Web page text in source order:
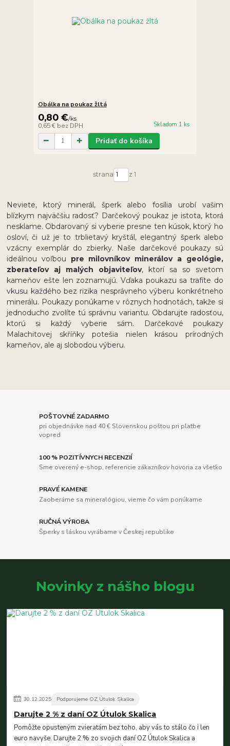
Obálka na poukaz žltá
0,80 €/ks
0,65 € bez DPH Skladom 1 ks
Pridať do košíka
strana z 1
Neviete, ktorý minerál, šperk alebo fosília urobí vašim
blízkym najväčšiu radosť? Darčekový poukaz je istota, ktorá
nesklame. Obdarovaný si vyberie presne ten kúsok, ktorý ho
osloví, či už je to trblietavý kryštál, elegantný šperk alebo
vzácny exemplár do zbierky. Naše darčekové poukazy sú
ideálnou voľbou pre milovníkov minerálov a geológie,
zberateľov aj malých objaviteľov, ktorí sa so svetom
kameňov ešte len zoznamujú. Vďaka poukazu sa trafíte do
vkusu každého bez rizika nesprávneho výberu konkrétneho
minerálu. Poukazy ponúkame v rôznych hodnotách, takže si
jednoducho zvolíte tú správnu variantu. Obdarujte radosťou,
ktorú si každý vyberie sám. Darčekové poukazy
Malachitovej skříňky potešia nielen krásou prírodných
kameňov, ale aj slobodou výberu.
POŠTOVNÉ ZADARMO
pri objednávke nad 40 € Slovenskou poštou pri platbe
vopred
100 % POZITÍVNYCH RECENZIÍ
Sme overený e-shop, referencie zákazníkov hovoria za všetko
PRAVÉ KAMENE
Zaoberáme sa mineralógiou, vieme čo vám ponúkame
RUČNÁ VÝROBA
Šperky s láskou vyrábame v Českej republike
Novinky z nášho blogu
30.12.2025 Podporujeme OZ Útulok Skalica
Darujte 2 % z daní OZ Útulok Skalica
Pomôžte opusteným zvieratám bez toho, aby vás to stálo čo i len
euro navyše. Darujte 2 % zo svojich daní OZ Útulok Skalica a